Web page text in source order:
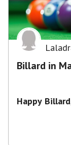
Billard in
Happy Billard